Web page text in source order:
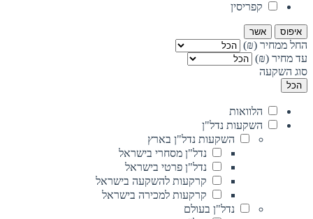
קפריסין
איפוס אשר
החל ממחיר (₪)
עד מחיר (₪)
סוג השקעה
הכל
הלוואות
השקעות נדל"ן
השקעות נדל"ן בארץ
נדל"ן מסחרי בישראל
נדל"ן פרטי בישראל
קרקעות להשקעה בישראל
קרקעות למכירה בישראל
נדל"ן בעולם